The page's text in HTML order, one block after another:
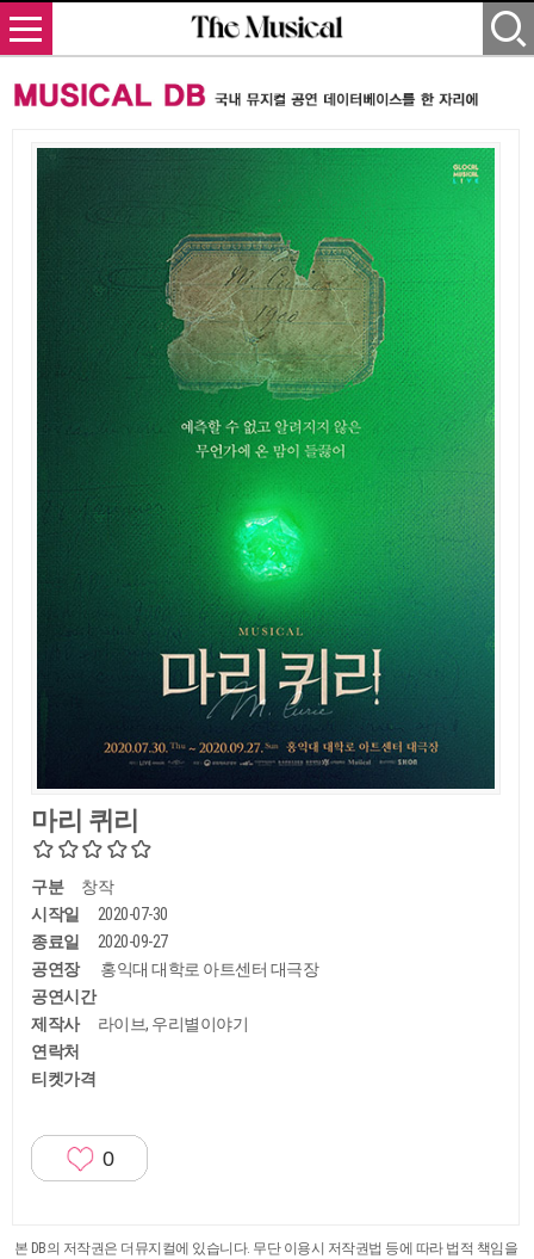
마리 퀴리
구분
창작
시작일
2020-07-30
종료일
2020-09-27
공연장
홍익대 대학로 아트센터 대극장
공연시간
제작사
라이브, 우리별이야기
연락처
티켓가격
0
본 DB의 저작권은 더뮤지컬에 있습니다. 무단 이용시 저작권법 등에 따라 법적 책임을